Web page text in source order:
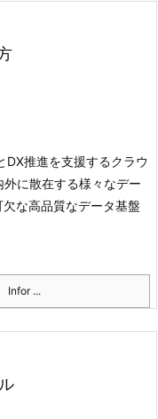
推進を支援するクラウ
外に散在する様々なデー
な高品質なデータ基盤
...